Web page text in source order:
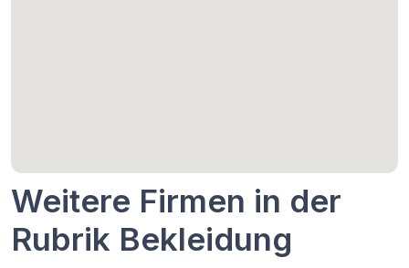
Weitere Firmen in der
Rubrik Bekleidung